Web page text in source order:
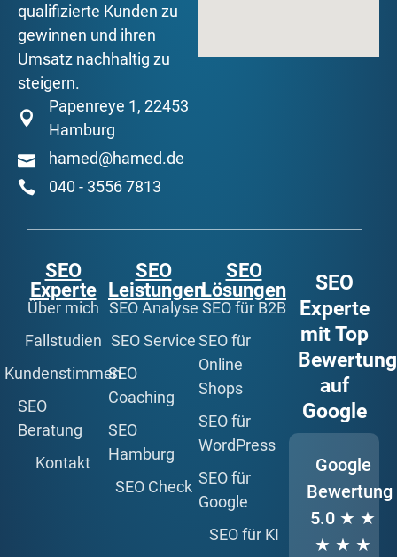
qualifizierte Kunden zu
gewinnen und ihren
Umsatz nachhaltig zu
steigern.
Papenreye 1, 22453
Hamburg
hamed@hamed.de
040 - 3556 7813
SEO
Experte
Über mich
Fallstudien
Kundenstimmen
SEO
Beratung
Kontakt
SEO
Leistungen
SEO Analyse
SEO Service
SEO
Coaching
SEO
Hamburg
SEO Check
SEO
Lösungen
SEO für B2B
SEO für
Online
Shops
SEO für
WordPress
SEO für
Google
SEO für KI
SEO
Experte
mit Top
auf
Google
Google
Bewertung
5.0 ★ ★
★ ★ ★